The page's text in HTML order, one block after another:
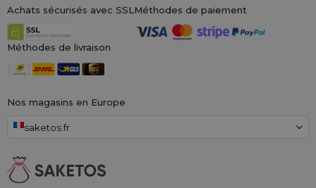
Nos magasins en Europe
saketos.fr
Achats sécurisés avec SSL Méthodes de paiement
Méthodes de livraison